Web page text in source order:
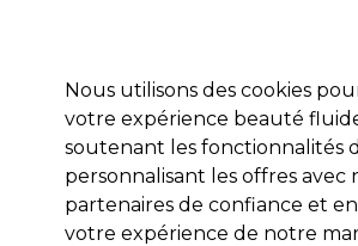
Se
Marques Bons plans Coiffure
Livraison et délais
lire la suite
Nous utilisons des cookies
votre expérience beauté
soutenant les fonctionnalités
personnalisant les offres avec
partenaires de confiance et
votre expérience de notre